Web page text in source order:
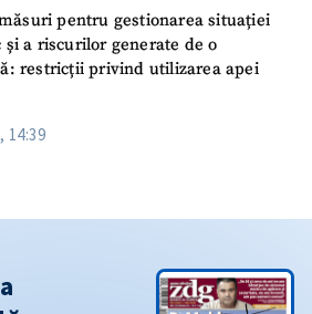
pentru gestionarea situației
a riscurilor generate de o
restricții privind utilizarea apei
14:39